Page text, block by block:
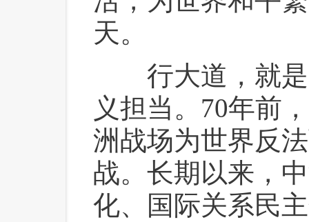
天。
行大道，就是
义担当。70年前
洲战场为世界反
战。长期以来，
化、国际关系民